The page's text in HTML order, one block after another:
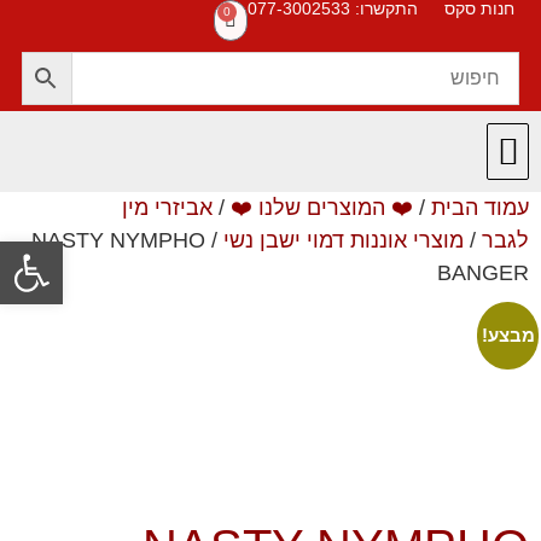
חנות סקס התקשרו: 077-3002533 0
עמוד הבית / ❤️ המוצרים שלנו ❤️ / אביזרי מין
לגבר / מוצרי אוננות דמוי ישבן נשי
/ NASTY NYMPHO
BANGER
מבצע!
פתח